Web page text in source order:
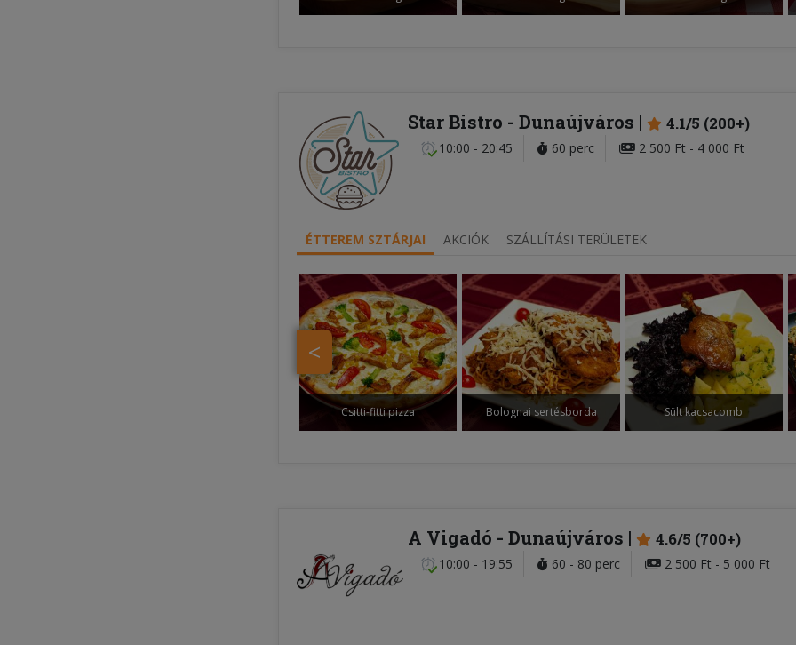
Star Bistro - Dunaújváros 4.1/5 (200+)
10:00 - 20:45 60 perc 2 500 Ft - 4 000 Ft
ÉTTEREM SZTÁRJAI AKCIÓK SZÁLLÍTÁSI TERÜLETEK
<
Csitti-fitti pizza Bolognai sertésborda Sült kacsacomb
A Vigadó - Dunaújváros 4.6/5 (700+)
10:00 - 19:55 60 - 80 perc 2 500 Ft - 5 000 Ft